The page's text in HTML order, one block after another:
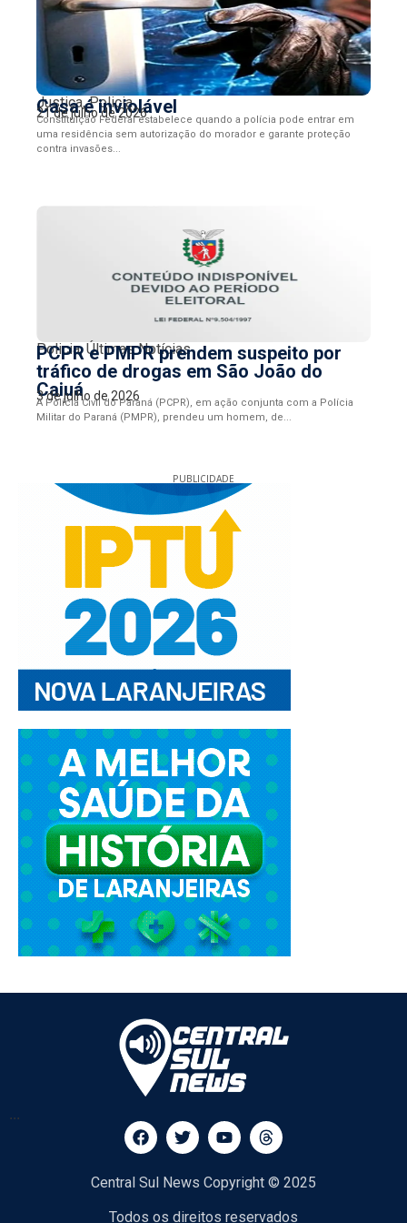
Justiça,Policia
Casa é inviolável
21 de julho de 2026
Constituição Federal estabelece quando a polícia pode entrar em
uma residência sem autorização do morador e garante proteção
contra invasões...
Policia,Últimas Notícias
PCPR e PMPR prendem suspeito por
tráfico de drogas em São João do
Caiuá
3 de julho de 2026
A Polícia Civil do Paraná (PCPR), em ação conjunta com a Polícia
Militar do Paraná (PMPR), prendeu um homem, de...
PUBLICIDADE
...
Central Sul News Copyright © 2025
Todos os direitos reservados